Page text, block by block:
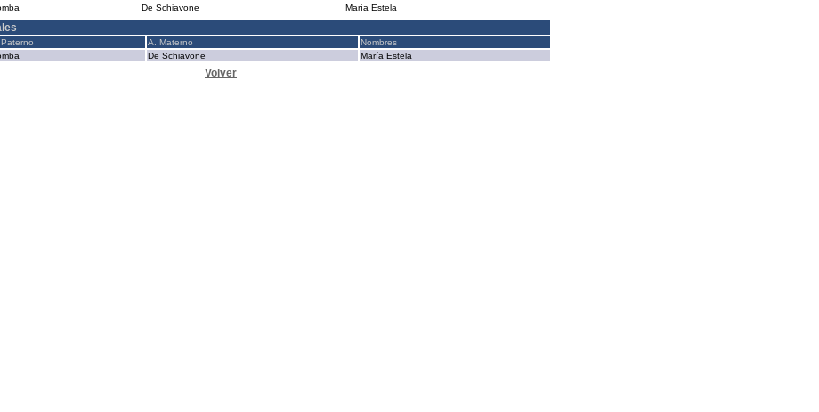
De Schiavone María Estela
A. Materno
Nombres
De Schiavone María Estela
Volver